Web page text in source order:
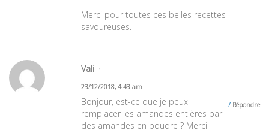
Merci pour toutes ces belles recettes
savoureuses.
Vali
23/12/2018, 4:43 am
Répondre
Bonjour, est-ce que je peux
remplacer les amandes entières par
des amandes en poudre ? Merci